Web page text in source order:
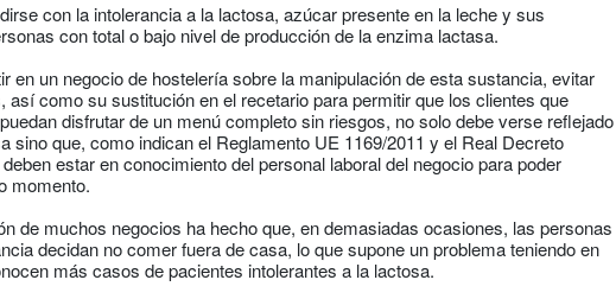
con la intolerancia a la lactosa, azúcar presente en la leche y sus
con total o bajo nivel de producción de la enzima lactasa.
en un negocio de hostelería sobre la manipulación de esta sustancia, evitar
como su sustitución en el recetario para permitir que los clientes que
disfrutar de un menú completo sin riesgos, no solo debe verse reflejado
sino que, como indican el Reglamento UE 1169/2011 y el Real Decreto
estar en conocimiento del personal laboral del negocio para poder
momento.
de muchos negocios ha hecho que, en demasiadas ocasiones, las personas
decidan no comer fuera de casa, lo que supone un problema teniendo en
más casos de pacientes intolerantes a la lactosa.